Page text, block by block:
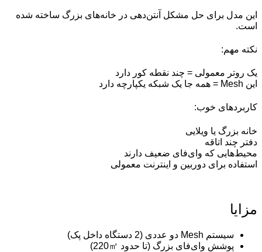
این مدل برای حل مشکل آنتن‌دهی در خانه‌های بزرگ ساخته شده
است.
نکته مهم:
یک روتر معمولی = چند نقطه کور دارد
این Mesh = همه جا یک شبکه یکپارچه دارد
کاربردهای خوب:
خانه بزرگ یا ویلایی
دفتر چند اتاقه
محیط‌هایی که وای‌فای ضعیف دارند
استفاده برای دوربین و اینترنت معمولی
مزایا
سیستم Mesh دو عددی (2 دستگاه داخل پک)
پوشش وای‌فای بزرگ (تا حدود 220㎡)